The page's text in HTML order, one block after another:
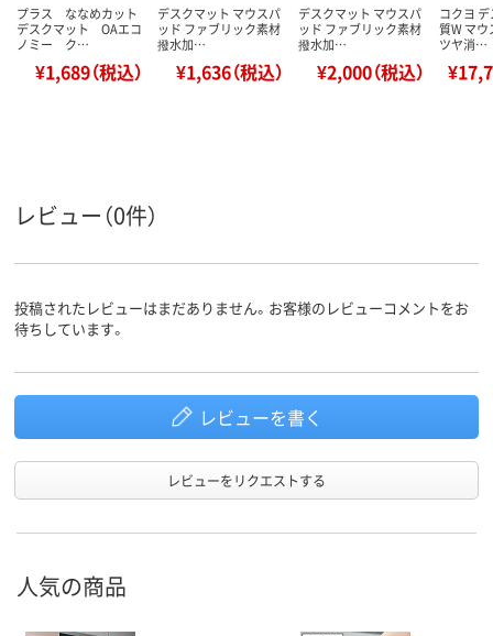
プラス ななめカット
デスクマット OAエコ
ノミー ク…
¥1,689（税込）
デスクマット マウスパ
ッド ファブリック素材
撥水加…
¥1,636（税込）
デスクマット マウスパ
ッド ファブリック素材
撥水加…
¥2,000（税込）
コクヨ
質W マウ
ツヤ消…
レビュー（0件）
投稿されたレビューはまだありません。お客様のレビューコメントをお
待ちしています。
レビューを書く
レビューをリクエストする
人気の商品